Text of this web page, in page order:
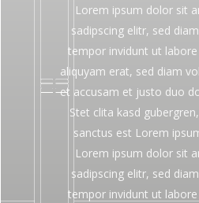
Lorem ipsum dolor sit
sadipscing elitr, sed
tempor invidunt ut
aliquyam erat, sed diam
et accusam et justo duo
Stet clita kasd
sanctus est Lorem
Lorem ipsum dolor sit
sadipscing elitr, sed
tempor invidunt ut